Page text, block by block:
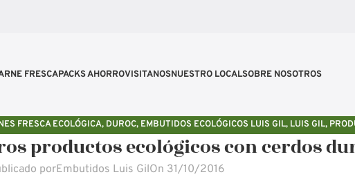
FRESCAPACKS AHORROVISITANOSNUESTRO LOCALSOBRE NOSOTROS
FRESCA ECOLÓGICA, DUROC, EMBUTIDOS ECOLÓGICOS LUIS GIL, LUIS GIL,
productos ecológicos con cerdos
porEmbutidos Luis GilOn 31/10/2016